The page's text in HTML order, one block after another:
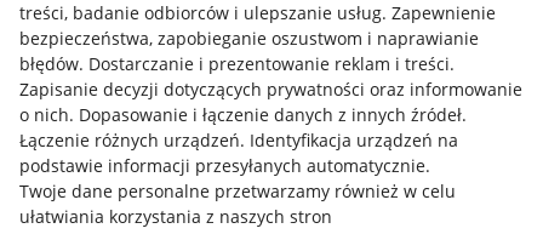
treści, badanie odbiorców i ulepszanie usług. Zapewnienie
bezpieczeństwa, zapobieganie oszustwom i naprawianie
błędów. Dostarczanie i prezentowanie reklam i treści.
Zapisanie decyzji dotyczących prywatności oraz informowanie
o nich. Dopasowanie i łączenie danych z innych źródeł.
Łączenie różnych urządzeń. Identyfikacja urządzeń na
podstawie informacji przesyłanych automatycznie.
Twoje dane personalne przetwarzamy również w celu
ułatwiania korzystania z naszych stron
Mapa miejscowości
Informacje prawne
Regulamin
Polityka plików "cookies"
Ustawienia plików "cookies"